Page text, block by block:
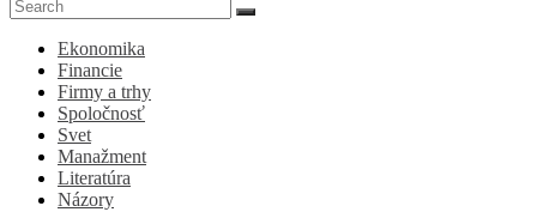
Ekonomika
Financie
Firmy a trhy
Spoločnosť
Svet
Manažment
Literatúra
Názory